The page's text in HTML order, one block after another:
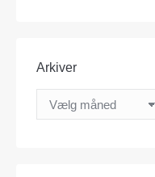
Arkiver
Arkiver